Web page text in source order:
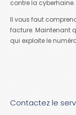
contre la cyberhaine.
Il vous faut
facture. Maintenant
qui exploite le
Contactez le